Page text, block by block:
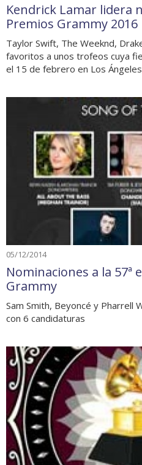
Kendrick Lamar lidera
Premios Grammy 2016
Taylor Swift, The Weeknd,
favoritos a unos trofeos cuya
el 15 de febrero en Los Ángeles
05/12/2014
Nominaciones a la 57ª
Grammy
Sam Smith, Beyoncé y Pharrell
con 6 candidaturas